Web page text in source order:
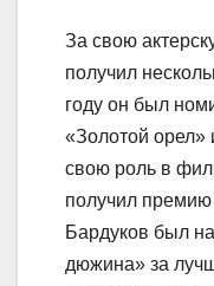
За свою
получил
году он был
«Золотой
свою роль в
получил
Бардуков был
дюжина» за